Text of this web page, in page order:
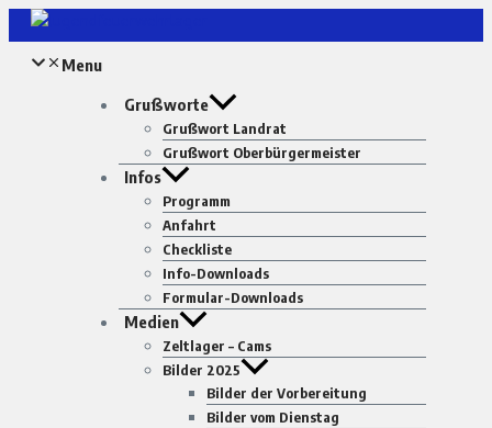
Zum
Inhalt
springenMenu
Grußworte
Grußwort Landrat
Grußwort Oberbürgermeister
Infos
Programm
Anfahrt
Checkliste
Info-Downloads
Formular-Downloads
Medien
Zeltlager – Cams
Bilder 2025
Bilder der Vorbereitung
Bilder vom Dienstag